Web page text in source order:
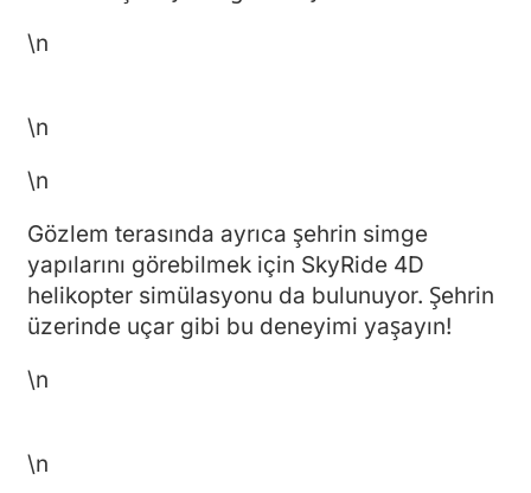
\n
\n
\n
Gözlem terasında ayrıca şehrin simge
yapılarını görebilmek için SkyRide 4D
helikopter simülasyonu da bulunuyor. Şehrin
üzerinde uçar gibi bu deneyimi yaşayın!
\n
\n